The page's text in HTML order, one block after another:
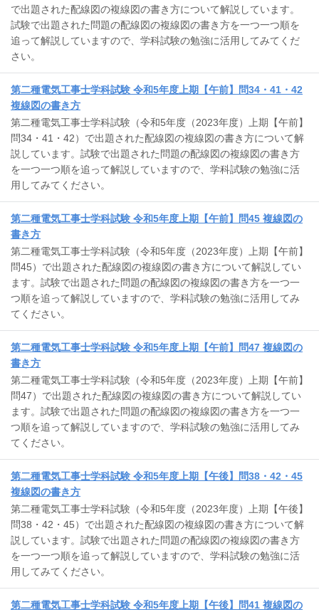
で出題された配線図の複線図の書き方について解説しています。
試験で出題された問題の配線図の複線図の書き方を一つ一つ順を
追って解説していますので、学科試験の勉強に活用してみてくだ
さい。
第二種電気工事士学科試験 令和5年度上期【午前】問34・41・42
複線図の書き方
第二種電気工事士学科試験（令和5年度（2023年度）上期【午前】
問34・41・42）で出題された配線図の複線図の書き方について解
説しています。試験で出題された問題の配線図の複線図の書き方
を一つ一つ順を追って解説していますので、学科試験の勉強に活
用してみてください。
第二種電気工事士学科試験 令和5年度上期【午前】問45 複線図の
書き方
第二種電気工事士学科試験（令和5年度（2023年度）上期【午前】
問45）で出題された配線図の複線図の書き方について解説してい
ます。試験で出題された問題の配線図の複線図の書き方を一つ一
つ順を追って解説していますので、学科試験の勉強に活用してみ
てください。
第二種電気工事士学科試験 令和5年度上期【午前】問47 複線図の
書き方
第二種電気工事士学科試験（令和5年度（2023年度）上期【午前】
問47）で出題された配線図の複線図の書き方について解説してい
ます。試験で出題された問題の配線図の複線図の書き方を一つ一
つ順を追って解説していますので、学科試験の勉強に活用してみ
てください。
第二種電気工事士学科試験 令和5年度上期【午後】問38・42・45
複線図の書き方
第二種電気工事士学科試験（令和5年度（2023年度）上期【午後】
問38・42・45）で出題された配線図の複線図の書き方について解
説しています。試験で出題された問題の配線図の複線図の書き方
を一つ一つ順を追って解説していますので、学科試験の勉強に活
用してみてください。
第二種電気工事士学科試験 令和5年度上期【午後】問41 複線図の